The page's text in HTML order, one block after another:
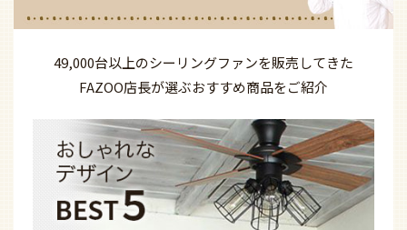
49,000台以上のシーリングファンを販売してきた
FAZOO店長が選ぶおすすめ商品をご紹介